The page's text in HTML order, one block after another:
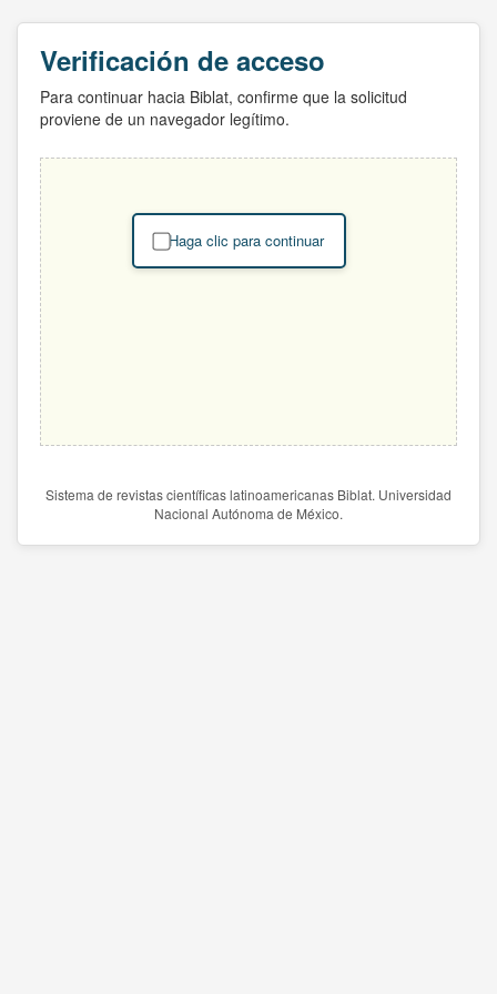
Verificación de acceso
Para continuar hacia Biblat, confirme que la solicitud
proviene de un navegador legítimo.
Haga clic para continuar
Sistema de revistas científicas latinoamericanas Biblat. Universidad
Nacional Autónoma de México.